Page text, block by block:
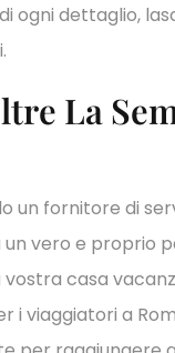
ogni dettaglio,
La
un fornitore di
un vero e proprio
casa
i viaggiatori a